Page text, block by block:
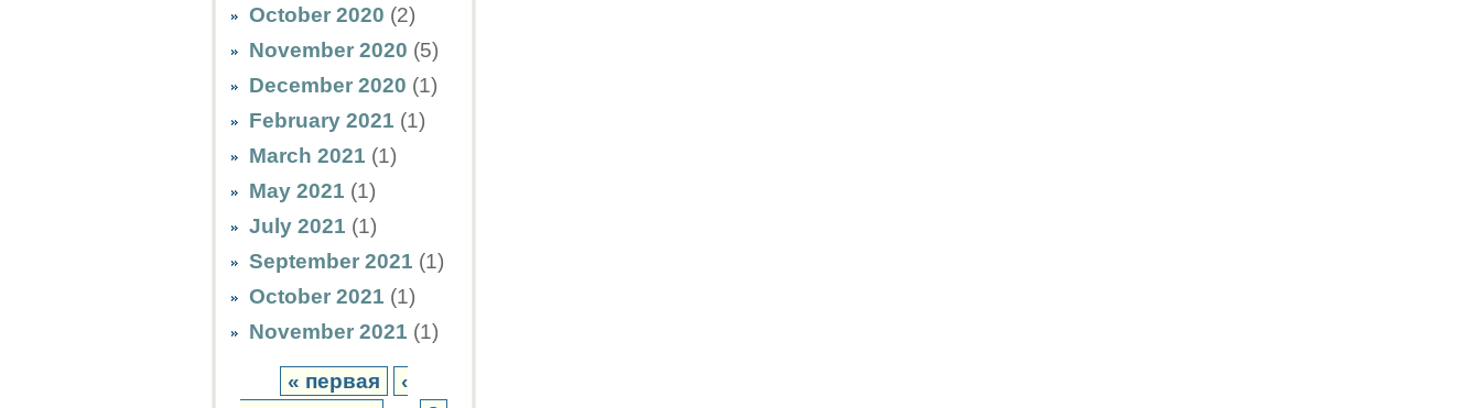
October 2020 (2)
November 2020 (5)
December 2020 (1)
February 2021 (1)
March 2021 (1)
May 2021 (1)
July 2021 (1)
September 2021 (1)
October 2021 (1)
November 2021 (1)
« первая
‹